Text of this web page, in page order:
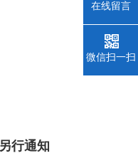
行通知
在线留言
微信扫一扫